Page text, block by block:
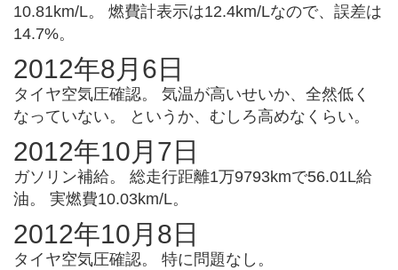
10.81km/L。 燃費計表示は12.4km/Lなので、誤差は
14.7%。
2012年8月6日
タイヤ空気圧確認。 気温が高いせいか、全然低く
なっていない。 というか、むしろ高めなくらい。
2012年10月7日
ガソリン補給。 総走行距離1万9793kmで56.01L給
油。 実燃費10.03km/L。
2012年10月8日
タイヤ空気圧確認。 特に問題なし。